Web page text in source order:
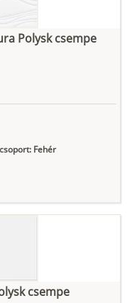
Polysk csempe
Fehér
csempe